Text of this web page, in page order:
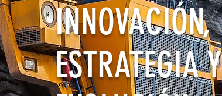
INNOVACIÓN,
ESTRATEGIA Y